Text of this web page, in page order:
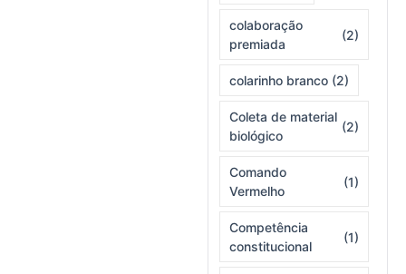
colaboração
premiada
(2)
colarinho branco (2)
Coleta de material
biológico
(2)
Comando
Vermelho
(1)
Competência
constitucional
(1)